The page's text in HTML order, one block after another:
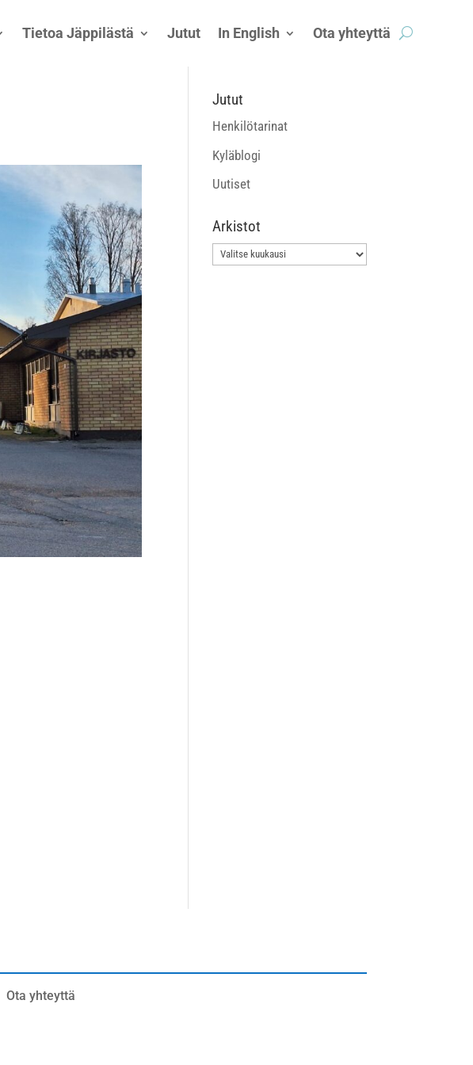
Tietoa Jäppilästä Jutut In English Ota yhteyttä
Jutut
Henkilötarinat
Kyläblogi
Uutiset
Arkistot
Arkistot
Ota yhteyttä